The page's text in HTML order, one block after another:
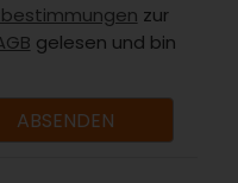
zur
gelesen und bin